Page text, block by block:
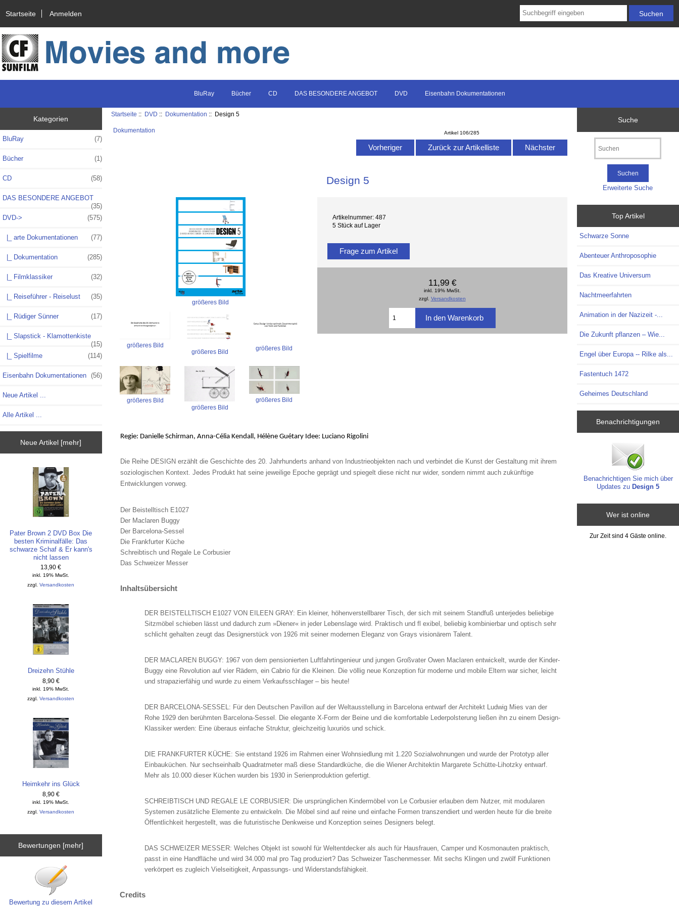
Startseite Anmelden
BluRay Bücher CD DAS BESONDERE ANGEBOT DVD Eisenbahn Dokumentationen
Kategorien
BluRay (7)
Bücher (1)
CD (58)
DAS BESONDERE ANGEBOT
(35)
DVD-> (575)
|_ arte Dokumentationen (77)
|_ Dokumentation (285)
|_ Filmklassiker (32)
|_ Reiseführer - Reiselust (35)
|_ Rüdiger Sünner (17)
|_ Slapstick - Klamottenkiste
(15)
|_ Spielfilme
(114)
Eisenbahn Dokumentationen (56)
Neue Artikel ...
Alle Artikel ...
Neue Artikel [mehr]
Pater Brown 2 DVD Box Die
besten Kriminalfälle: Das
schwarze Schaf & Er kann's
nicht lassen
13,90 €
inkl. 19% MwSt.
zzgl.Versandkosten
Dreizehn Stühle
8,90 €
inkl. 19% MwSt.
zzgl.Versandkosten
Heimkehr ins Glück
8,90 €
inkl. 19% MwSt.
zzgl.Versandkosten
Bewertungen [mehr]
Bewertung zu diesem Artikel
Startseite :: DVD :: Dokumentation :: Design 5
Dokumentation Artikel 106/285
Vorheriger Zurück zur Artikelliste Nächster
Design 5
größeres Bild
größeres Bild
größeres Bild
größeres Bild
größeres Bild
größeres Bild
größeres Bild
Artikelnummer: 487
5 Stück auf Lager
Frage zum Artikel
11,99 €
inkl. 19% MwSt.
zzgl. Versandkosten
Regie: Danielle Schirman, Anna-Célia Kendall, Hélène Guétary Idee: Luciano Rigolini
Die Reihe DESIGN erzählt die Geschichte des 20. Jahrhunderts anhand von Industrieobjekten nach und verbindet die Kunst der Gestaltung mit ihrem
soziologischen Kontext. Jedes Produkt hat seine jeweilige Epoche geprägt und spiegelt diese nicht nur wider, sondern nimmt auch zukünftige
Entwicklungen vorweg.
Der Beistelltisch E1027
Der Maclaren Buggy
Der Barcelona-Sessel
Die Frankfurter Küche
Schreibtisch und Regale Le Corbusier
Das Schweizer Messer
Inhaltsübersicht
DER BEISTELLTISCH E1027 VON EILEEN GRAY: Ein kleiner, höhenverstellbarer Tisch, der sich mit seinem Standfuß unterjedes beliebige
Sitzmöbel schieben lässt und dadurch zum »Diener« in jeder Lebenslage wird. Praktisch und fl exibel, beliebig kombinierbar und optisch sehr
schlicht gehalten zeugt das Designerstück von 1926 mit seiner modernen Eleganz von Grays visionärem Talent.
DER MACLAREN BUGGY: 1967 von dem pensionierten Luftfahrtingenieur und jungen Großvater Owen Maclaren entwickelt, wurde der Kinder-
Buggy eine Revolution auf vier Rädern, ein Cabrio für die Kleinen. Die völlig neue Konzeption für moderne und mobile Eltern war sicher, leicht
und strapazierfähig und wurde zu einem Verkaufsschlager – bis heute!
DER BARCELONA-SESSEL: Für den Deutschen Pavillon auf der Weltausstellung in Barcelona entwarf der Architekt Ludwig Mies van der
Rohe 1929 den berühmten Barcelona-Sessel. Die elegante X-Form der Beine und die komfortable Lederpolsterung ließen ihn zu einem Design-
Klassiker werden: Eine überaus einfache Struktur, gleichzeitig luxuriös und schick.
DIE FRANKFURTER KÜCHE: Sie entstand 1926 im Rahmen einer Wohnsiedlung mit 1.220 Sozialwohnungen und wurde der Prototyp aller
Einbauküchen. Nur sechseinhalb Quadratmeter maß diese Standardküche, die die Wiener Architektin Margarete Schütte-Lihotzky entwarf.
Mehr als 10.000 dieser Küchen wurden bis 1930 in Serienproduktion gefertigt.
SCHREIBTISCH UND REGALE LE CORBUSIER: Die ursprünglichen Kindermöbel von Le Corbusier erlauben dem Nutzer, mit modularen
Systemen zusätzliche Elemente zu entwickeln. Die Möbel sind auf reine und einfache Formen transzendiert und werden heute für die breite
Öffentlichkeit hergestellt, was die futuristische Denkweise und Konzeption seines Designers belegt.
DAS SCHWEIZER MESSER: Welches Objekt ist sowohl für Weltentdecker als auch für Hausfrauen, Camper und Kosmonauten praktisch,
passt in eine Handfläche und wird 34.000 mal pro Tag produziert? Das Schweizer Taschenmesser. Mit sechs Klingen und zwölf Funktionen
verkörpert es zugleich Vielseitigkeit, Anpassungs- und Widerstandsfähigkeit.
Credits
Suche
Erweiterte Suche
Top Artikel
Schwarze Sonne
Abenteuer Anthroposophie
Das Kreative Universum
Nachtmeerfahrten
Animation in der Nazizeit -...
Die Zukunft pflanzen – Wie...
Engel über Europa -- Rilke als...
Fastentuch 1472
Geheimes Deutschland
Benachrichtigungen
Benachrichtigen Sie mich über
Updates zu Design 5
Wer ist online
Zur Zeit sind 4 Gäste online.